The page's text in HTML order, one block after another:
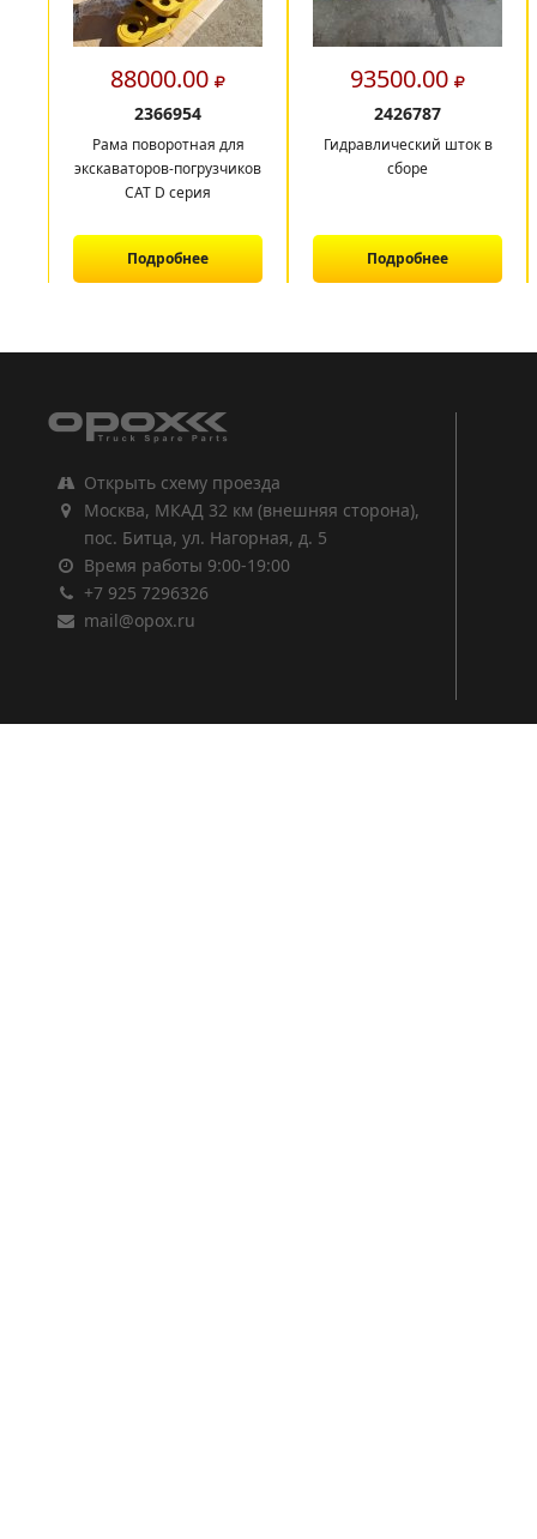
88000.00
2366954
Рама поворотная для
экскаваторов-погрузчиков
CAT D серия
Подробнее
93500.00
2426787
Гидравлический шток в
сборе
Подробнее
Открыть схему проезда
Москва, МКАД 32 км (внешняя сторона),
пос. Битца, ул. Нагорная, д. 5
Время работы 9:00-19:00
+7 925 7296326
mail@opox.ru